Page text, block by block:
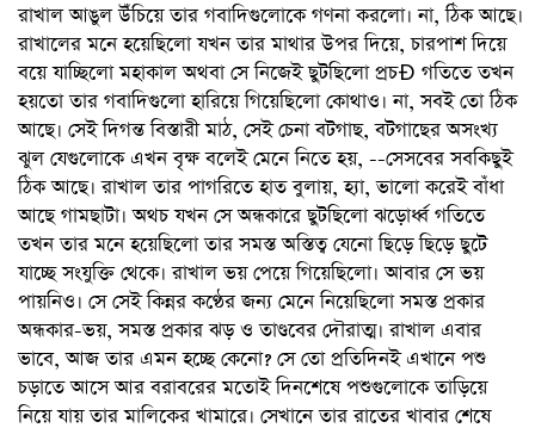
রাখাল আঙুল উঁচিয়ে তার গবাদিগুলোকে গণনা করলো। না, ঠিক আছে।
রাখালের মনে হয়েছিলো যখন তার মাথার উপর দিয়ে, চারপাশ দিয়ে
বয়ে যাচ্ছিলো মহাকাল অথবা সে নিজেই ছুটছিলো প্রচÐ গতিতে তখন
হয়তো তার গবাদিগুলো হারিয়ে গিয়েছিলো কোথাও। না, সবই তো ঠিক
আছে। সেই দিগন্ত বিস্তারী মাঠ, সেই চেনা বটগাছ, বটগাছের অসংখ্য
ঝুল যেগুলোকে এখন বৃক্ষ বলেই মেনে নিতে হয়, --সেসবের সবকিছুই
ঠিক আছে। রাখাল তার পাগরিতে হাত বুলায়, হ্যা, ভালো করেই বাঁধা
আছে গামছাটা। অথচ যখন সে অন্ধকারে ছুটছিলো ঝড়োর্ধ্ব গতিতে
তখন তার মনে হয়েছিলো তার সমস্ত অস্তিত্ব যেনো ছিড়ে ছিড়ে ছুটে
যাচ্ছে সংযুক্তি থেকে। রাখাল ভয় পেয়ে গিয়েছিলো। আবার সে ভয়
পায়নিও। সে সেই কিন্নর কণ্ঠের জন্য মেনে নিয়েছিলো সমস্ত প্রকার
অন্ধকার-ভয়, সমস্ত প্রকার ঝড় ও তাণ্ডবের দৌরাত্ম। রাখাল এবার
ভাবে, আজ তার এমন হচ্ছে কেনো? সে তো প্রতিদিনই এখানে পশু
চড়াতে আসে আর বরাবরের মতোই দিনশেষে পশুগুলোকে তাড়িয়ে
নিয়ে যায় তার মালিকের খামারে। সেখানে তার রাতের খাবার শেষে